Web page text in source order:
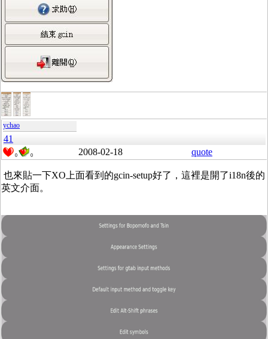
ychao
41
0 0 2008-02-18 quote
也來貼一下XO上面看到的gcin-setup好了，這裡是開了i18n後的
英文介面。